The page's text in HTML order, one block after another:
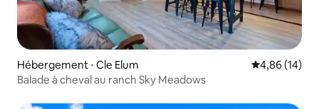
Hébergement ⋅ Cle Elum Évaluation
4,86 (14)
Balade à cheval au ranch Sky Meadows